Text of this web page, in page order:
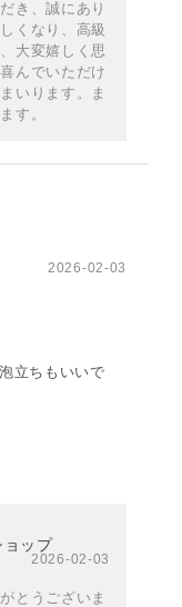
き、誠にあり
くなり、高級
大変嬉しく思
んでいただけ
いります。ま
す。
2026-02-03
立ちもいいで
ョップ
2026-02-03
とうございま